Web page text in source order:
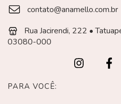
contato@anamello.com.br
Rua Jacirendi, 222 •
03080-000
PARA VOCÊ: